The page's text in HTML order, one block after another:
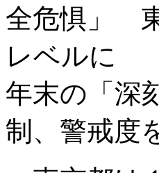
全危惧」
レベルに
年末の「深
制、警戒度